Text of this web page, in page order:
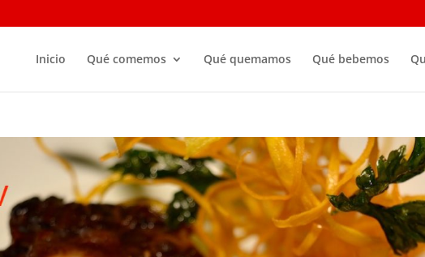
Inicio Qué comemos Qué quemamos Qué bebemos